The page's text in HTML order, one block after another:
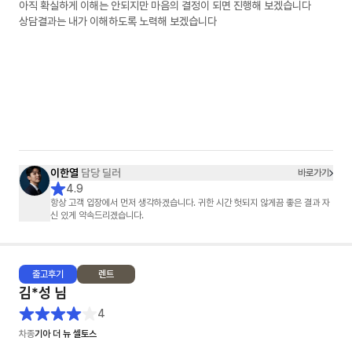
아직 확실하게 이해는 안되지만 마음의 결정이 되면 진행해 보겠습니다
상담결과는 내가 이해하도록 노력해 보겠습니다
이한열 담당 딜러 바로가기
4.9
항상 고객 입장에서 먼저 생각하겠습니다. 귀한 시간 헛되지 않게끔 좋은 결과 자
신 있게 약속드리겠습니다.
출고후기 렌트
김*성 님
4
차종기아 더 뉴 셀토스